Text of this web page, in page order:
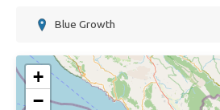
Blue Growth
+
−